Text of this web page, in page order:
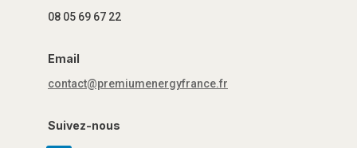
08 05 69 67 22
Email
contact@premiumenergyfrance.fr
Suivez-nous